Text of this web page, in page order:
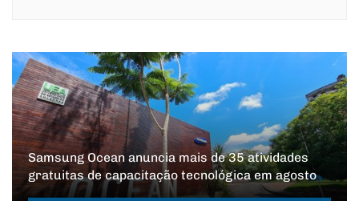
Samsung Ocean anuncia mais de 35 atividades
gratuitas de capacitação tecnológica em agosto